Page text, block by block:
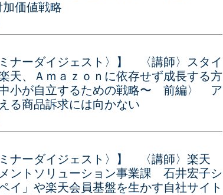
加価値戦略
ナーダイジェスト〉】 〈講師〉スタイ
、Ａｍａｚｏｎに依存せず成長する方
小が自立するための戦略〜 前編〉 ア
る商品訴求には向かない
ナーダイジェスト〉】 〈講師〉楽天
ントソリューション事業課 石井宏子シ
イ」や楽天会員基盤を生かす自社サイト